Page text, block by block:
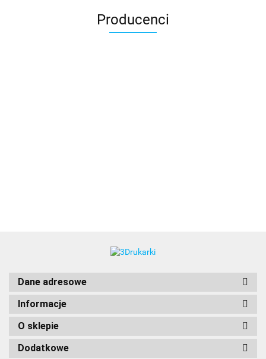
Producenci
Dane adresowe
Informacje
O sklepie
Dodatkowe